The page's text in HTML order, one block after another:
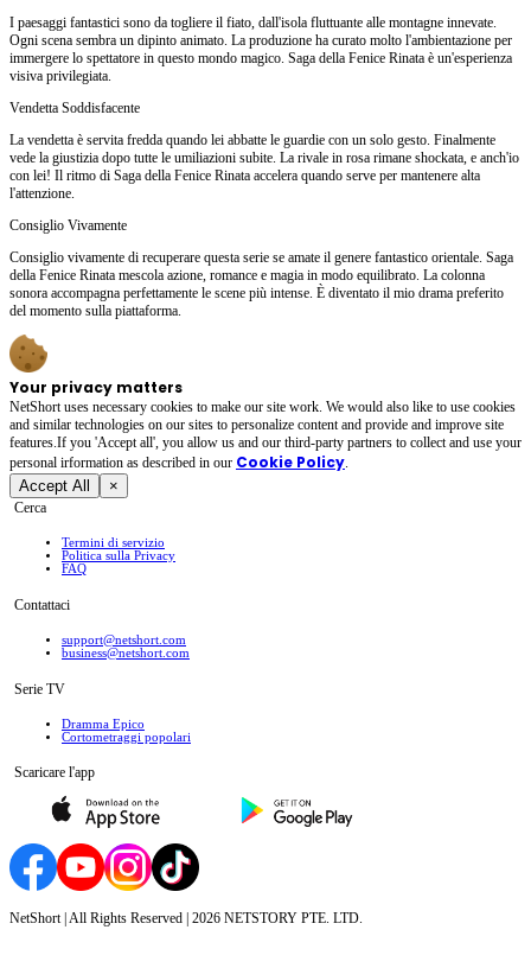
I paesaggi fantastici sono da togliere il fiato, dall'isola fluttuante alle montagne innevate.
Ogni scena sembra un dipinto animato. La produzione ha curato molto l'ambientazione per
immergere lo spettatore in questo mondo magico. Saga della Fenice Rinata è un'esperienza
visiva privilegiata.
Vendetta Soddisfacente
La vendetta è servita fredda quando lei abbatte le guardie con un solo gesto. Finalmente
vede la giustizia dopo tutte le umiliazioni subite. La rivale in rosa rimane shockata, e anch'io
con lei! Il ritmo di Saga della Fenice Rinata accelera quando serve per mantenere alta
l'attenzione.
Consiglio Vivamente
Consiglio vivamente di recuperare questa serie se amate il genere fantastico orientale. Saga
della Fenice Rinata mescola azione, romance e magia in modo equilibrato. La colonna
sonora accompagna perfettamente le scene più intense. È diventato il mio drama preferito
del momento sulla piattaforma.
Your privacy matters
NetShort uses necessary cookies to make our site work. We would also like to use cookies
and similar technologies on our sites to personalize content and provide and improve site
features.If you 'Accept all', you allow us and our third-party partners to collect and use your
personal irformation as described in our Cookie Policy.
Accept All ×
Cerca
Termini di servizio
Politica sulla Privacy
FAQ
Contattaci
support@netshort.com
business@netshort.com
Serie TV
Dramma Epico
‌Cortometraggi popolari
Scaricare l'app
NetShort | All Rights Reserved | 2026 NETSTORY PTE. LTD.